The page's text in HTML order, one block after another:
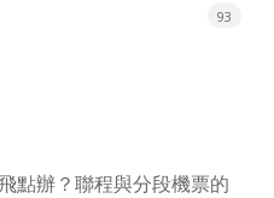
93
點辦？聯程與分段機票的